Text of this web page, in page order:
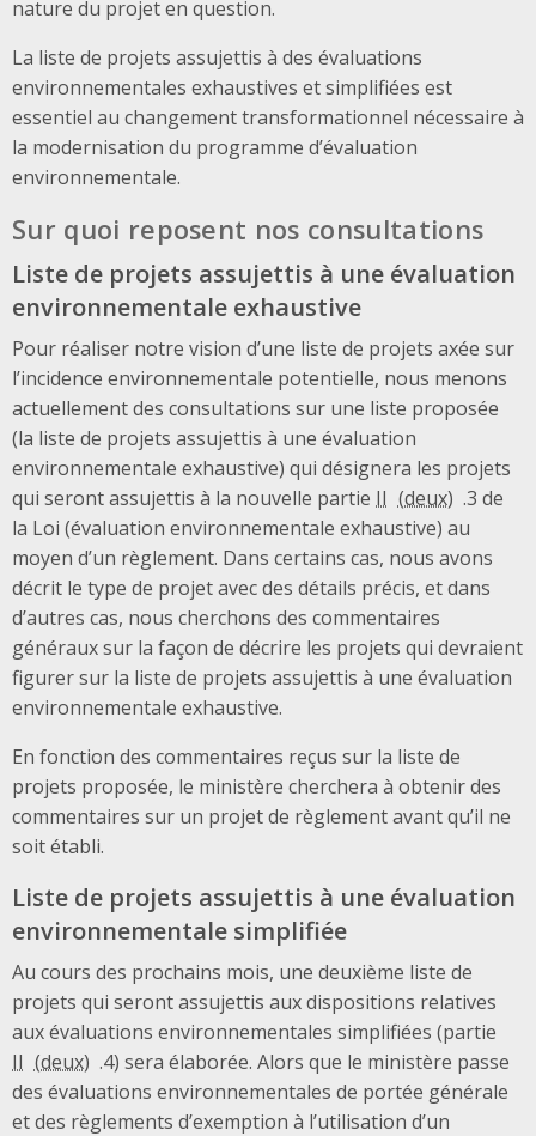
nature du projet en question.
La liste de projets assujettis à des évaluations
environnementales exhaustives et simplifiées est
essentiel au changement transformationnel nécessaire à
la modernisation du programme d’évaluation
environnementale.
Sur quoi reposent nos consultations
Liste de projets assujettis à une évaluation
environnementale exhaustive
Pour réaliser notre vision d’une liste de projets axée sur
l’incidence environnementale potentielle, nous menons
actuellement des consultations sur une liste proposée
(la liste de projets assujettis à une évaluation
environnementale exhaustive) qui désignera les projets
qui seront assujettis à la nouvelle partie II
.3 de
la Loi (évaluation environnementale exhaustive) au
moyen d’un règlement. Dans certains cas, nous avons
décrit le type de projet avec des détails précis, et dans
d’autres cas, nous cherchons des commentaires
généraux sur la façon de décrire les projets qui devraient
figurer sur la liste de projets assujettis à une évaluation
environnementale exhaustive.
En fonction des commentaires reçus sur la liste de
projets proposée, le ministère cherchera à obtenir des
commentaires sur un projet de règlement avant qu’il ne
soit établi.
Liste de projets assujettis à une évaluation
environnementale simplifiée
Au cours des prochains mois, une deuxième liste de
projets qui seront assujettis aux dispositions relatives
aux évaluations environnementales simplifiées (partie
II
.4) sera élaborée. Alors que le ministère passe
des évaluations environnementales de portée générale
et des règlements d’exemption à l’utilisation d’un